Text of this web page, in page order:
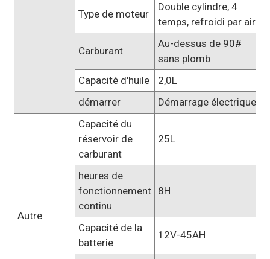
Type de moteur
Double cylindre, 4
temps, refroidi par air
Carburant
Au-dessus de 90#
sans plomb
Capacité d'huile
2,0L
démarrer
Démarrage électrique
Autre
Capacité du
réservoir de
carburant
25L
heures de
fonctionnement
continu
8H
Capacité de la
batterie
12V-45AH